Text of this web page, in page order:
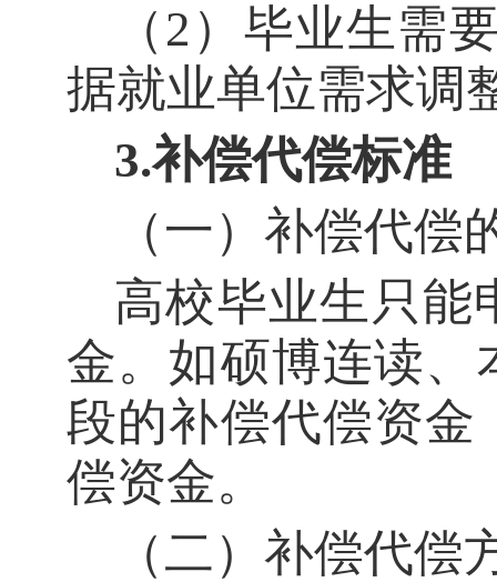
（ 2）毕业生需
据就业单位需求调
3.补偿代偿标准
（一）补偿代偿
高校毕业生只能
金。如硕博连读
段的补偿代偿资金
偿资金。
（二）补偿代偿